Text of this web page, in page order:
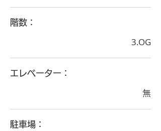
階数：
3.OG
エレベーター：
無
駐車場：